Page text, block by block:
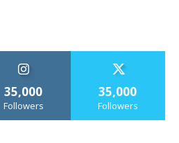
35,000
Followers
35,000
Followers